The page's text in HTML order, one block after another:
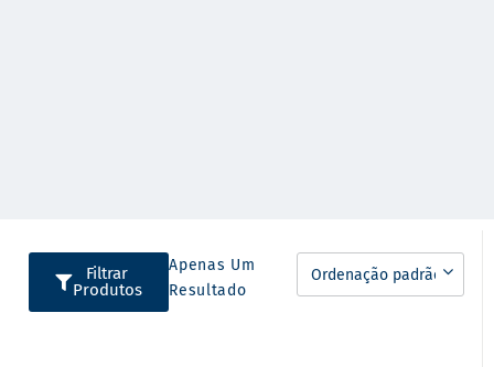
Filtrar
Produtos
Apenas Um
Resultado